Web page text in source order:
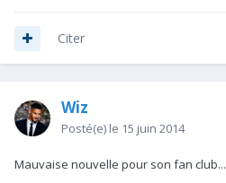
Citer
Wiz
Posté(e) le 15 juin 2014
Mauvaise nouvelle pour son fan club...